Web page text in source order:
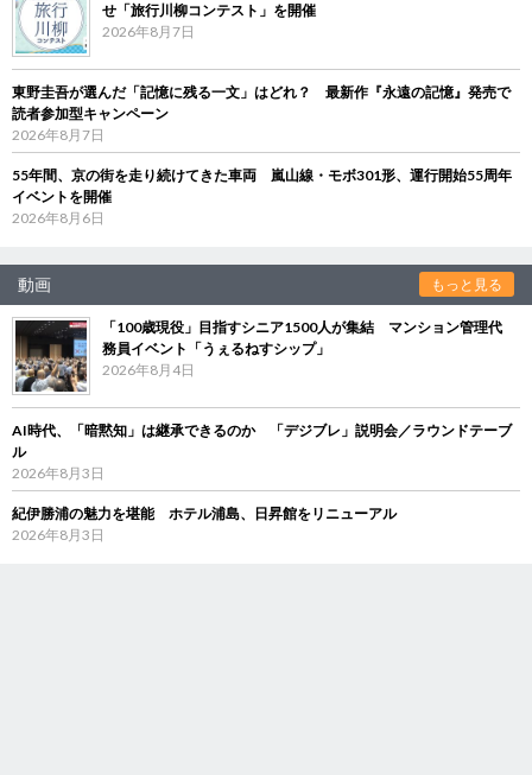
せ「旅行川柳コンテスト」を開催
2026年8月7日
東野圭吾が選んだ「記憶に残る一文」はどれ？ 最新作『永遠の記憶』発売で
読者参加型キャンペーン
2026年8月7日
55年間、京の街を走り続けてきた車両 嵐山線・モボ301形、運行開始55周年
イベントを開催
2026年8月6日
動画 もっと見る
「100歳現役」目指すシニア1500人が集結 マンション管理代
務員イベント「うぇるねすシップ」
2026年8月4日
AI時代、「暗黙知」は継承できるのか 「デジブレ」説明会／ラウンドテーブ
ル
2026年8月3日
紀伊勝浦の魅力を堪能 ホテル浦島、日昇館をリニューアル
2026年8月3日